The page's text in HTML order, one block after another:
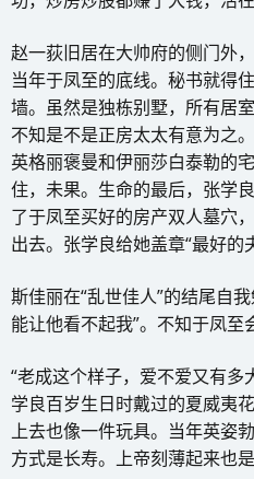
赵一荻旧居在大帅府的侧门外
当年于凤至的底线。秘书就得
墙。虽然是独栋别墅，所有居
不知是不是正房太太有意为之
英格丽褒曼和伊丽莎白泰勒的
住，未果。生命的最后，张学
了于凤至买好的房产双人墓穴
出去。张学良给她盖章“最好的
斯佳丽在“乱世佳人”的结尾自
能让他看不起我”。不知于凤至
“老成这个样子，爱不爱又有多
学良百岁生日时戴过的夏威夷
上去也像一件玩具。当年英姿
方式是长寿。上帝刻薄起来也是